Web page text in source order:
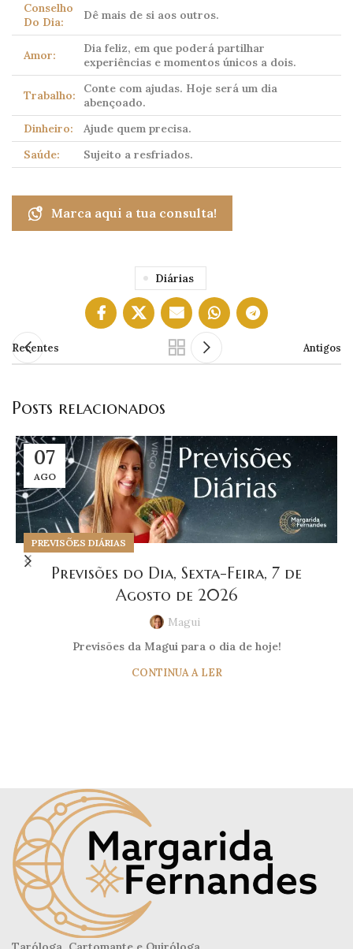
Conselho
Do Dia:
Dê mais de si aos outros.
Amor:
Dia feliz, em que poderá partilhar
experiências e momentos únicos a dois.
Trabalho:
Conte com ajudas. Hoje será um dia
abençoado.
Dinheiro:
Ajude quem precisa.
Saúde:
Sujeito a resfriados.
Marca aqui a tua consulta!
Diárias
Recentes Antigos
Posts relacionados
07
AGO
PREVISÕES DIÁRIAS
Previsões do Dia, Sexta-Feira, 7 de
Agosto de 2026
Magui
Previsões da Magui para o dia de hoje!
CONTINUA A LER